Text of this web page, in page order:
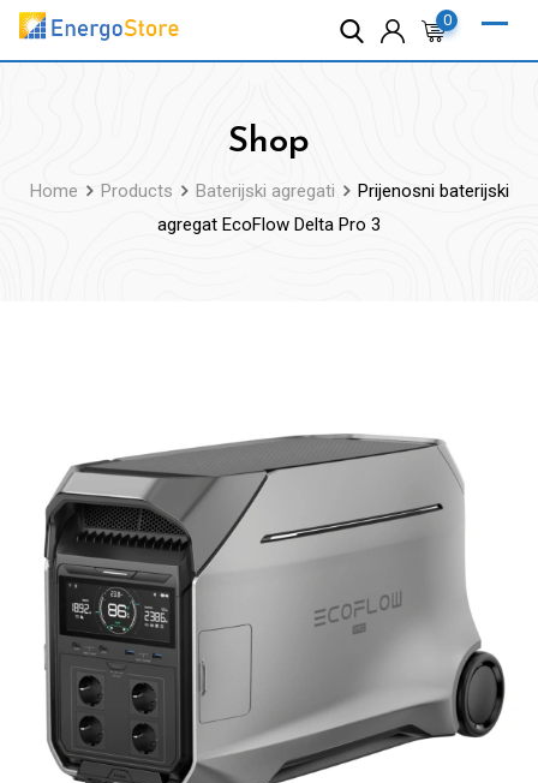
Skip
0
Shop
Home Products Baterijski agregati
Prijenosni baterijski
agregat EcoFlow Delta Pro 3